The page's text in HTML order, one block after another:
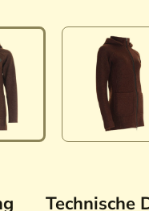
Technische